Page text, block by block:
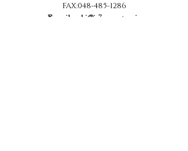
FAX:048-485-1286
E-mail: archi@js7.so-net.ne.jp